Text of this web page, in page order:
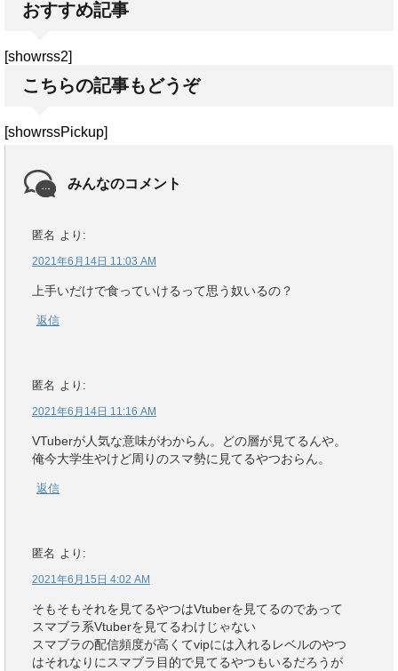
おすすめ記事
[showrss2]
こちらの記事もどうぞ
[showrssPickup]
みんなのコメント
匿名 より:
2021年6月14日 11:03 AM
上手いだけで食っていけるって思う奴いるの？
返信
匿名 より:
2021年6月14日 11:16 AM
VTuberが人気な意味がわからん。どの層が見てるんや。
俺今大学生やけど周りのスマ勢に見てるやつおらん。
返信
匿名 より:
2021年6月15日 4:02 AM
そもそもそれを見てるやつはVtuberを見てるのであって
スマブラ系Vtuberを見てるわけじゃない
スマブラの配信頻度が高くてvipには入れるレベルのやつ
はそれなりにスマブラ目的で見てるやつもいるだろうが